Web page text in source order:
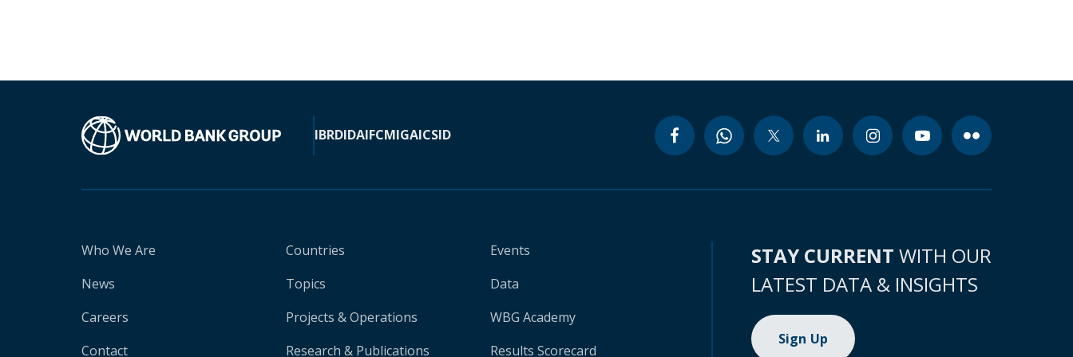
IBRDIDAIFCMIGAICSID
Who We Are
News
Careers
Contact
Countries
Topics
Projects & Operations
Research & Publications
Events
Data
WBG Academy
Results Scorecard
STAY CURRENT WITH OUR
LATEST DATA & INSIGHTS
Sign Up